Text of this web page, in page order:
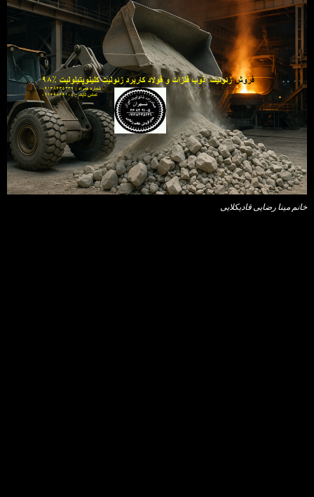
خانم مینا رضایی قادیکلایی